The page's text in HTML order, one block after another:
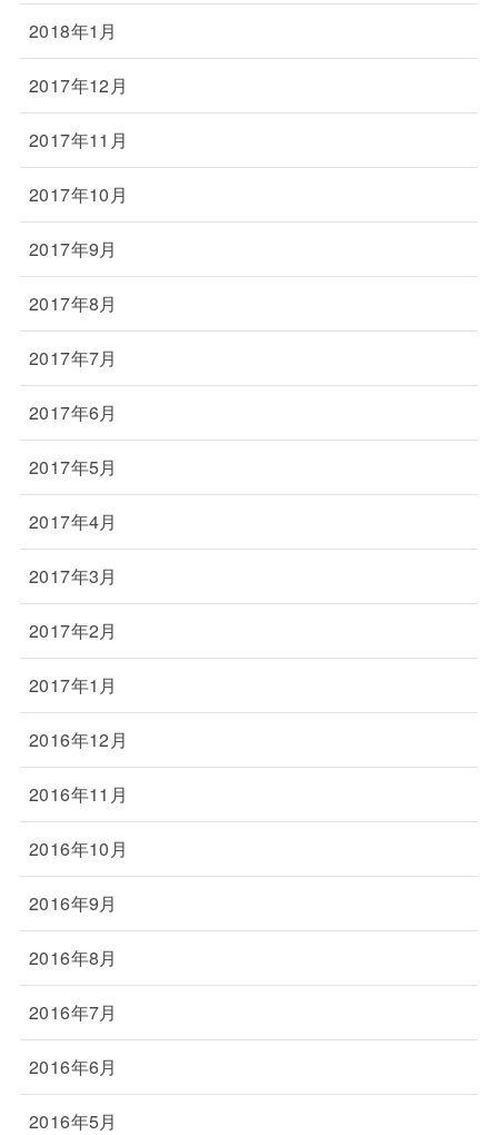
2018年1月
2017年12月
2017年11月
2017年10月
2017年9月
2017年8月
2017年7月
2017年6月
2017年5月
2017年4月
2017年3月
2017年2月
2017年1月
2016年12月
2016年11月
2016年10月
2016年9月
2016年8月
2016年7月
2016年6月
2016年5月